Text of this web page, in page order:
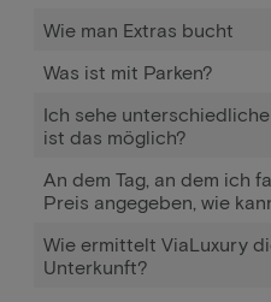
Wie man Extras bucht
Was ist mit Parken?
Ich sehe
ist das möglich?
An dem Tag, an dem ich
Preis angegeben, wie
Wie ermittelt ViaLuxury
Unterkunft?